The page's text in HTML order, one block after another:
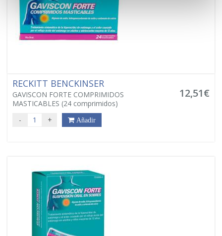
RECKITT BENCKINSER
GAVISCON FORTE COMPRIMIDOS
MASTICABLES (24 comprimidos)
12,51€
- + Añadir